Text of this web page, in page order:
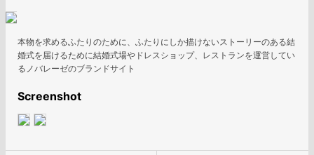
本物を求めるふたりのために、ふたりにしか描けないストーリーのある結
婚式を届けるために結婚式場やドレスショップ、レストランを運営してい
るノバレーゼのブランドサイト
Screenshot